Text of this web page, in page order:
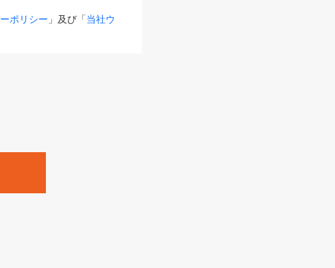
ポリシー 」及び「当社ウ
変更後のサービスを含
す。
Biz/Zine」「HRzine」